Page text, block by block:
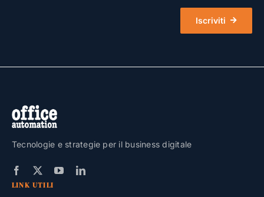
Iscriviti
Tecnologie e strategie per il business digitale
LINK UTILI